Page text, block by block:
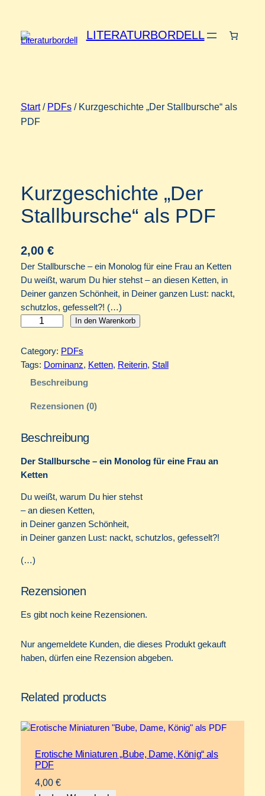
springen
LITERATURBORDELL
Start/ PDFs/ Kurzgeschichte „Der Stallbursche“ als
PDF
Kurzgeschichte „Der
Stallbursche“ als PDF
2,00 €
Der Stallbursche – ein Monolog für eine Frau an Ketten
Du weißt, warum Du hier stehst – an diesen Ketten, in
Deiner ganzen Schönheit, in Deiner ganzen Lust: nackt,
schutzlos, gefesselt?! (…)
r
z
i
c
h
e
"
D
e
S
a
l
u
r
h
"
In den Warenkorb
Category: PDFs
Tags: Dominanz, Ketten, Reiterin, Stall
Beschreibung
Rezensionen (0)
Beschreibung
Der Stallbursche – ein Monolog für eine Frau an
Ketten
Du weißt, warum Du hier stehst
– an diesen Ketten,
in Deiner ganzen Schönheit,
in Deiner ganzen Lust: nackt, schutzlos, gefesselt?!
(…)
Rezensionen
Es gibt noch keine Rezensionen.
Nur angemeldete Kunden, die dieses Produkt gekauft
haben, dürfen eine Rezension abgeben.
Related products
Erotische Miniaturen „Bube, Dame, König“ als
PDF
4,00 €